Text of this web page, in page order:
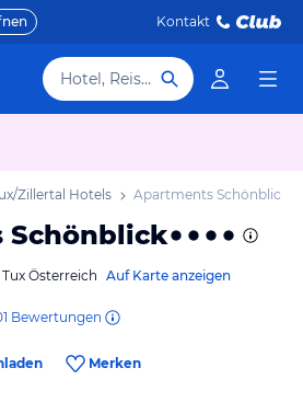
Kontakt
Hotel, Reiseziel
Zillertal Hotels Apartments Schönblick
Schönblick
Österreich Auf Karte anzeigen
Bewertungen
Merken